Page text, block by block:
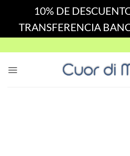
10% DE
TRANSFERENCIA
to